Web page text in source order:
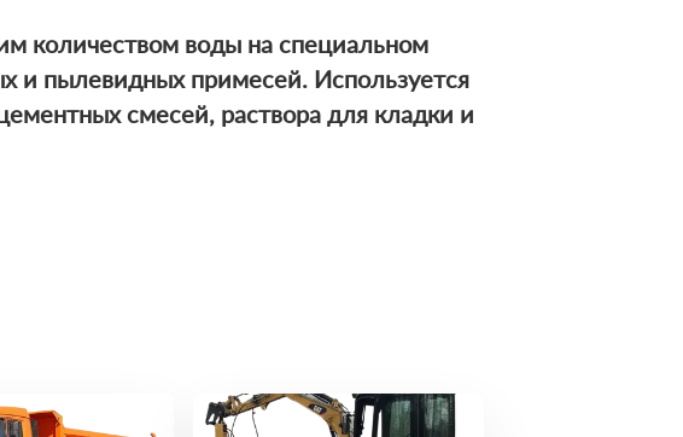
количеством воды на специальном
и пылевидных примесей. Используется
смесей, раствора для кладки и